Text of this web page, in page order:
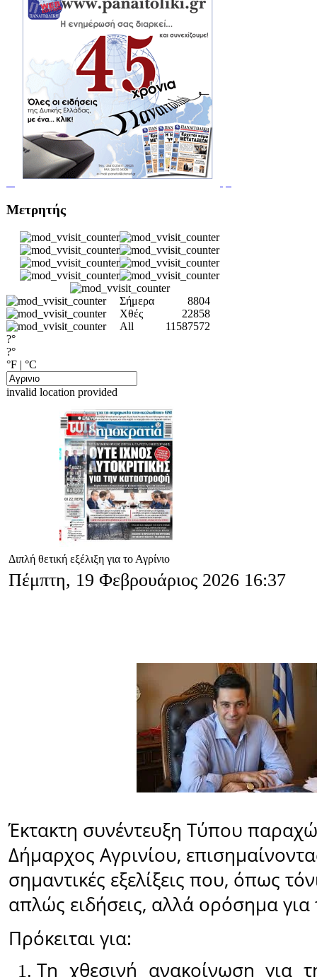
Μετρητής
Σήμερα
8804
Χθές
22858
All
11587572
?°
?°
°F | °C
invalid location provided
Διπλή θετική εξέλιξη για το Αγρίνιο
Πέμπτη, 19 Φεβρουάριος 2026 16:37
Έκτακτη συνέντευξη Τύπου
Δήμαρχος Αγρινίου,
σημαντικές εξελίξεις που, όπως
απλώς ειδήσεις, αλλά ορόσημα
Πρόκειται για:
Τη χθεσινή ανακοίνωση για